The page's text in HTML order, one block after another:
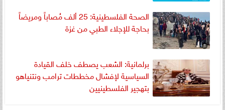
الصحة الفلسطينية: 25 ألف مُصاباً ومريضاً
بحاجة للإجلاء الطبي من غزة
برلمانية: الشعب يصطف خلف القيادة
السياسية لإفشال مخططات ترامب ونتنياهو
بتهجير الفلسطينيين